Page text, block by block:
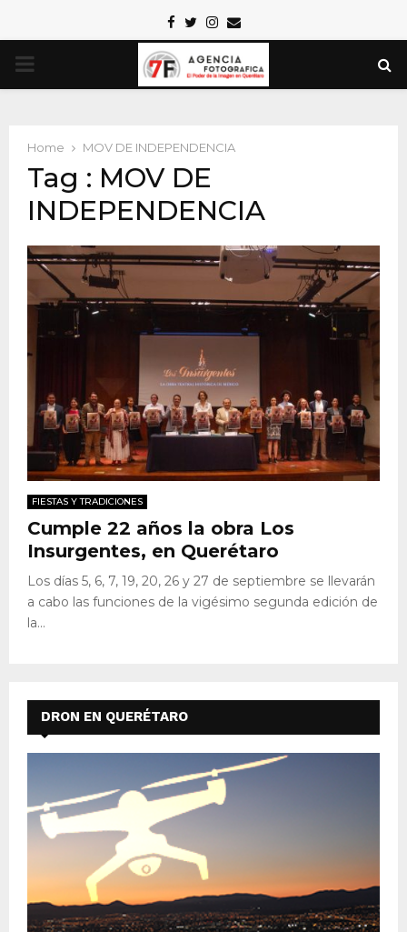
Facebook
TwitterInstagram
Email
PRIMARY
Home MOV DE INDEPENDENCIA
Tag : MOV DE
INDEPENDENCIA
FIESTAS Y TRADICIONES
Cumple 22 años la obra Los
Insurgentes, en Querétaro
Los días 5, 6, 7, 19, 20, 26 y 27 de septiembre se llevarán
a cabo las funciones de la vigésimo segunda edición de
la...
DRON EN QUERÉTARO